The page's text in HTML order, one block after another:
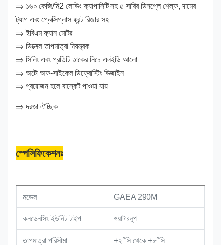
⇒ ১৬০ কেজি/মি2 লোডিং ক্যাপাসিটি সহ ৫ সারির ডিসপ্লে শেল্ফ, দামের
ট্যাগ এবং প্লেক্সিগ্লাস ফ্রন্ট রিজার সহ
⇒ ইবিএম ফ্যান মোটর
⇒ ডিক্সেল তাপমাত্রা নিয়ন্ত্রক
⇒ সিলিং এবং প্রতিটি তাকের নিচে এলইডি আলো
⇒ অটো অফ-সাইকেল ডিফ্রোস্টিং ডিজাইন
⇒ প্রয়োজন হলে বাস্কেট পাওয়া যায়
⇒ দরজা ঐচ্ছিক
স্পেসিফিকেশনঃ
মডেল GAEA 290M
কনডেনসিং ইউনিট টাইপ ওয়াটারলুপ
তাপমাত্রা পরিসীমা +২°সি থেকে +৮°সি